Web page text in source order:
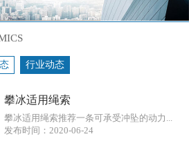
行业动态
攀冰适用绳索
攀冰适用绳索推荐一条可承受冲坠的动力...
发布时间：2020-06-24